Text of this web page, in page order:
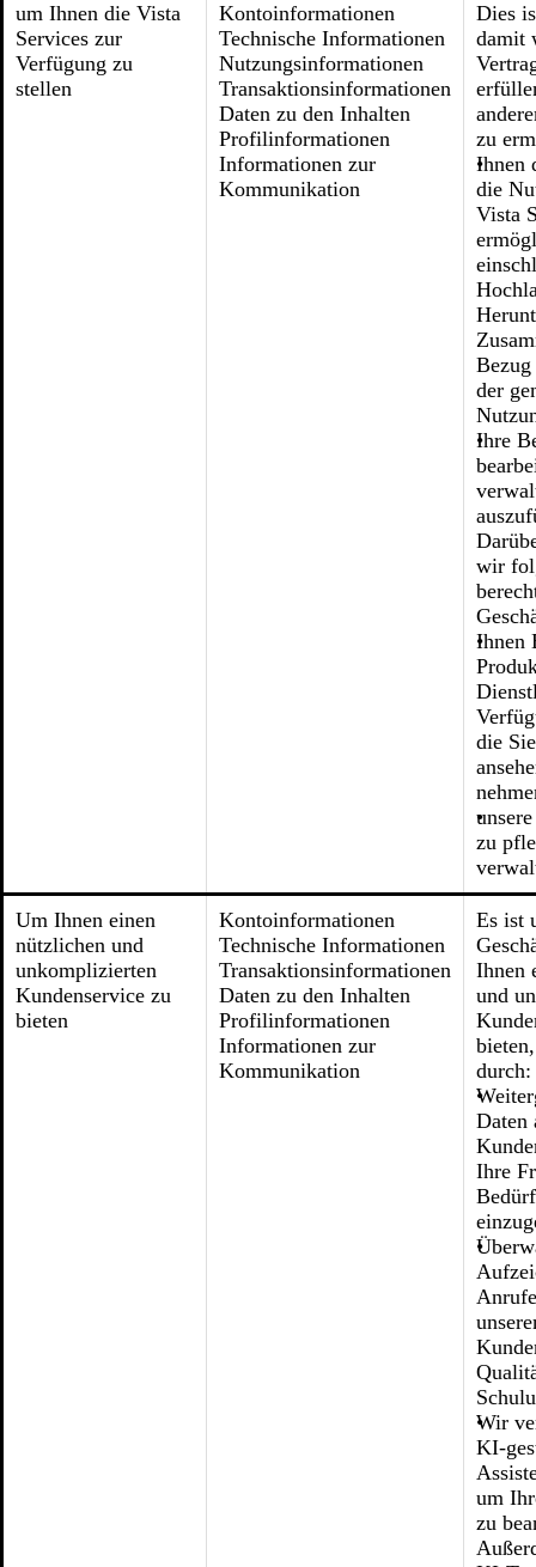
um Ihnen die Vista
Services zur
Verfügung zu
stellen
Kontoinformationen
Technische Informationen
Nutzungsinformationen
Transaktionsinformationen
Daten zu den Inhalten
Profilinformationen
Informationen zur
Kommunikation
Dies
damit
zu
Ihnen
die
Vista
der
Ihre
wir
Ihnen
die
zu
Um Ihnen einen
nützlichen und
unkomplizierten
Kundenservice zu
bieten
Kontoinformationen
Technische Informationen
Transaktionsinformationen
Daten zu den Inhalten
Profilinformationen
Informationen zur
Kommunikation
Es ist
Ihnen
und
durch:
Daten
Ihre
Wir
KI-
um
zu